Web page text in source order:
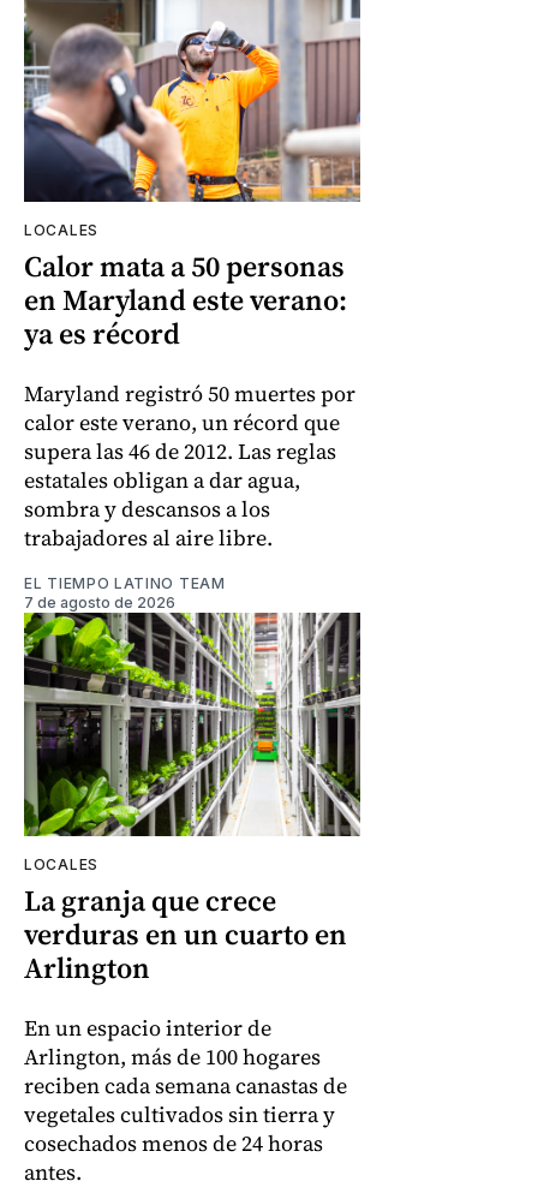
LOCALES
Calor mata a 50 personas
en Maryland este verano:
ya es récord
Maryland registró 50 muertes por
calor este verano, un récord que
supera las 46 de 2012. Las reglas
estatales obligan a dar agua,
sombra y descansos a los
trabajadores al aire libre.
EL TIEMPO LATINO TEAM
7 de agosto de 2026
LOCALES
La granja que crece
verduras en un cuarto en
Arlington
En un espacio interior de
Arlington, más de 100 hogares
reciben cada semana canastas de
vegetales cultivados sin tierra y
cosechados menos de 24 horas
antes.